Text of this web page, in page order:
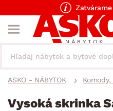
ASKO - NÁBYTOK
Vysoká skrinka